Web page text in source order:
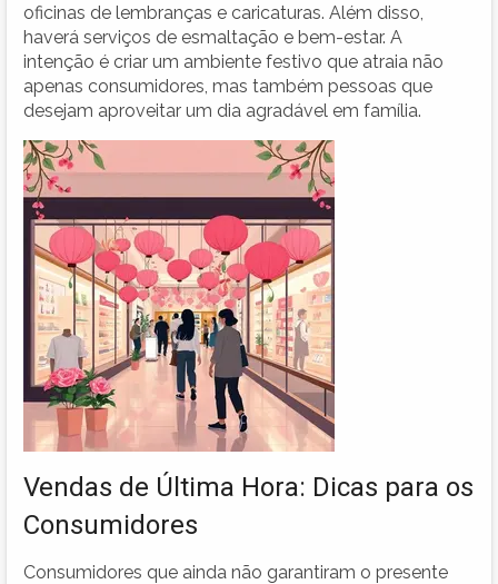
oficinas de lembranças e caricaturas. Além disso,
haverá serviços de esmaltação e bem-estar. A
intenção é criar um ambiente festivo que atraia não
apenas consumidores, mas também pessoas que
desejam aproveitar um dia agradável em família.
Vendas de Última Hora: Dicas para os
Consumidores
Consumidores que ainda não garantiram o presente